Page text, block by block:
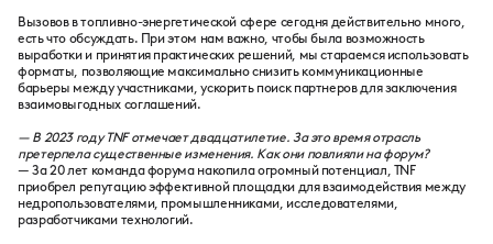
Вызовов в топливно-энергетической сфере сегодня действительно много,
есть что обсуждать. При этом нам важно, чтобы была возможность
выработки и принятия практических решений, мы стараемся использовать
форматы, позволяющие максимально снизить коммуникационные
барьеры между участниками, ускорить поиск партнеров для заключения
взаимовыгодных соглашений.
— В 2023 году TNF отмечает двадцатилетие. За это время отрасль
претерпела существенные изменения. Как они повлияли на форум?
— За 20 лет команда форума накопила огромный потенциал, TNF
приобрел репутацию эффективной площадки для взаимодействия между
недропользователями, промышленниками, исследователями,
разработчиками технологий.